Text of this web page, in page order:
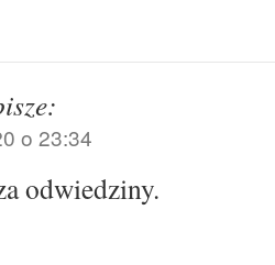
o 23:34
odwiedziny.